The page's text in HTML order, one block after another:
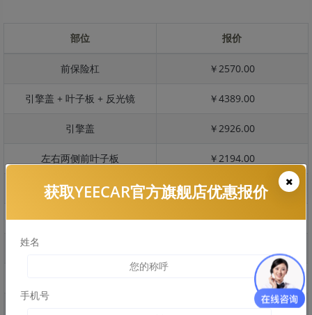
部位 报价
前保险杠 ￥2570.00
引擎盖 + 叶子板 + 反光镜 ￥4389.00
引擎盖 ￥2926.00
左右两侧前叶子板 ￥2194.00
反光镜 ￥438.00
后保险杠 ￥1358.00
￥1566.00
获取YEECAR官方旗舰店优惠报价
姓名
手机号